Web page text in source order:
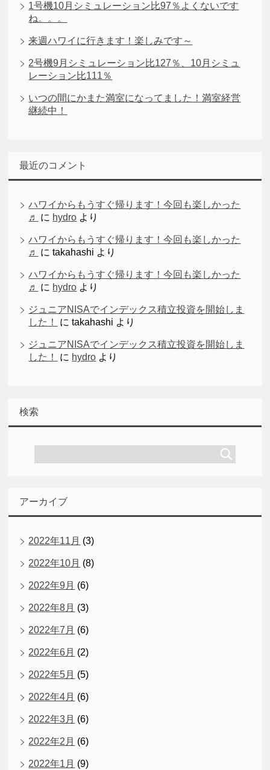
1号機10月シミュレーション比97％よくないです
ね。。。
来週ハワイに行きます！楽しみです～
2号機9月シミュレーション比127％、10月シミュ
レーション比111％
いつの間にかまた満室になってました！満室経営
継続中！
最近のコメント
ハワイからもうすぐ帰ります！今回も楽しかった
♬
に hydro より
ハワイからもうすぐ帰ります！今回も楽しかった
♬
にtakahashi より
ハワイからもうすぐ帰ります！今回も楽しかった
♬
に hydro より
ジュニアNISAでインデックス積立投資を開始しま
した！
にtakahashi より
ジュニアNISAでインデックス積立投資を開始しま
した！
に hydro より
検索
アーカイブ
2022年11月 (3)
2022年10月 (8)
2022年9月 (6)
2022年8月 (3)
2022年7月 (6)
2022年6月 (2)
2022年5月 (5)
2022年4月 (6)
2022年3月 (6)
2022年2月 (6)
2022年1月 (9)